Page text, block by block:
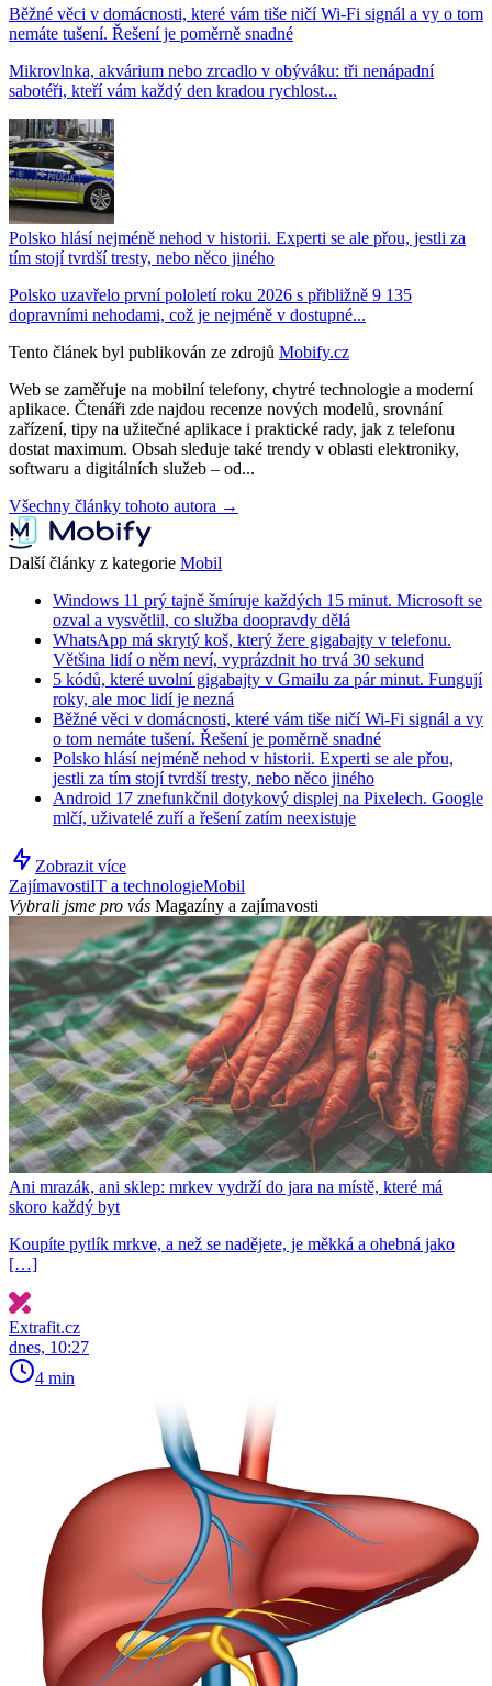
Běžné věci v domácnosti, které vám tiše ničí Wi-Fi signál a vy o tom
nemáte tušení. Řešení je poměrně snadné
Mikrovlnka, akvárium nebo zrcadlo v obýváku: tři nenápadní
sabotéři, kteří vám každý den kradou rychlost...
Polsko hlásí nejméně nehod v historii. Experti se ale přou, jestli za
tím stojí tvrdší tresty, nebo něco jiného
Polsko uzavřelo první pololetí roku 2026 s přibližně 9 135
dopravními nehodami, což je nejméně v dostupné...
Tento článek byl publikován ze zdrojů Mobify.cz
Web se zaměřuje na mobilní telefony, chytré technologie a moderní
aplikace. Čtenáři zde najdou recenze nových modelů, srovnání
zařízení, tipy na užitečné aplikace i praktické rady, jak z telefonu
dostat maximum. Obsah sleduje také trendy v oblasti elektroniky,
softwaru a digitálních služeb – od...
Všechny články tohoto autora →
Další články z kategorie Mobil
Windows 11 prý tajně šmíruje každých 15 minut. Microsoft se
ozval a vysvětlil, co služba doopravdy dělá
WhatsApp má skrytý koš, který žere gigabajty v telefonu.
Většina lidí o něm neví, vyprázdnit ho trvá 30 sekund
5 kódů, které uvolní gigabajty v Gmailu za pár minut. Fungují
roky, ale moc lidí je nezná
Běžné věci v domácnosti, které vám tiše ničí Wi-Fi signál a vy
o tom nemáte tušení. Řešení je poměrně snadné
Polsko hlásí nejméně nehod v historii. Experti se ale přou,
jestli za tím stojí tvrdší tresty, nebo něco jiného
Android 17 znefunkčnil dotykový displej na Pixelech. Google
mlčí, uživatelé zuří a řešení zatím neexistuje
Zobrazit více
ZajímavostiIT a technologieMobil
Vybrali jsme pro vás Magazíny a zajímavosti
Ani mrazák, ani sklep: mrkev vydrží do jara na místě, které má
skoro každý byt
Koupíte pytlík mrkve, a než se nadějete, je měkká a ohebná jako
[…]
Extrafit.cz
dnes, 10:27
4 min